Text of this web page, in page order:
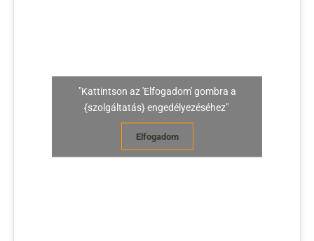
"Kattintson az 'Elfogadom' gombra a
{szolgáltatás} engedélyezéséhez"
Elfogadom